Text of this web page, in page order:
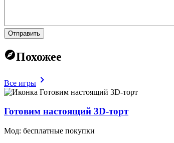
Отправить
Похожее
Все игры
Готовим настоящий 3D-торт
Мод: бесплатные покупки